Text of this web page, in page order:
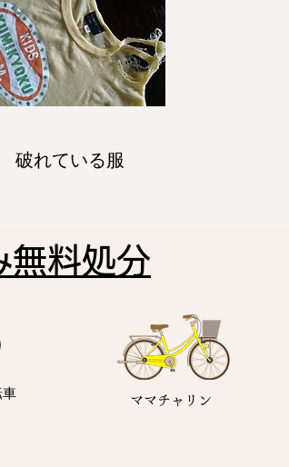
破れている服
無料処分
車
ママチャリン